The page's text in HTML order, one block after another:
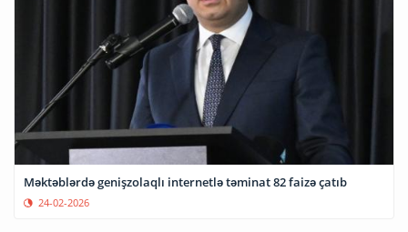
Məktəblərdə genişzolaqlı internetlə təminat 82 faizə çatıb
24-02-2026